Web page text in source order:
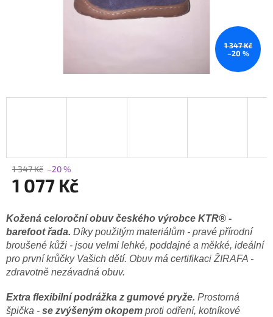
1 347 Kč
–20 %
1 347 Kč –20 %
1 077 Kč
cena:
Kožená celoroční obuv českého výrobce KTR® -
barefoot řada. Díky použitým materiálům - pravé přírodní
broušené kůži - jsou velmi lehké, poddajné a měkké, ideální
pro první krůčky Vašich dětí. Obuv má certifikaci ŽIRAFA -
zdravotně nezávadná obuv.
Extra flexibilní podrážka z gumové pryže. Prostorná
špička - se zvýšeným okopem proti odření, kotníkové